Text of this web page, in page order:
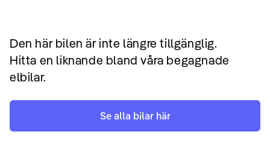
Den här bilen är inte längre tillgänglig.
Hitta en liknande bland våra begagnade
elbilar.
Se alla bilar här